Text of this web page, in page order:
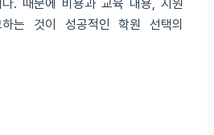
다. 때문에 비용과 교육 내용, 지원
는 것이 성공적인 학원 선택의